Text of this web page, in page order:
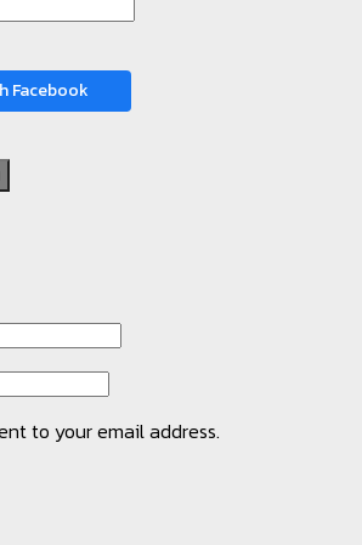
Facebook
to your email address.